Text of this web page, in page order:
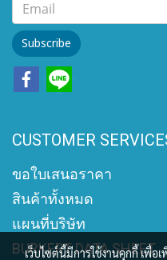
Subscribe
CUSTOMER
ขอใบเสนอราคา
สินค้าทั้งหมด
แผนที่บริษัท
BURKERT DATA SHEET
เว็บไซต์นี้มีการใช้งานคุกกี้ เพื่